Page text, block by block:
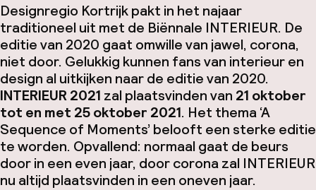
Designregio Kortrijk pakt in het najaar
traditioneel uit met de Biënnale INTERIEUR. De
editie van 2020 gaat omwille van jawel, corona,
niet door. Gelukkig kunnen fans van interieur en
design al uitkijken naar de editie van 2020.
INTERIEUR 2021 zal plaatsvinden van 21 oktober
tot en met 25 oktober 2021. Het thema ‘A
Sequence of Moments’ belooft een sterke editie
te worden. Opvallend: normaal gaat de beurs
door in een even jaar, door corona zal INTERIEUR
nu altijd plaatsvinden in een oneven jaar.